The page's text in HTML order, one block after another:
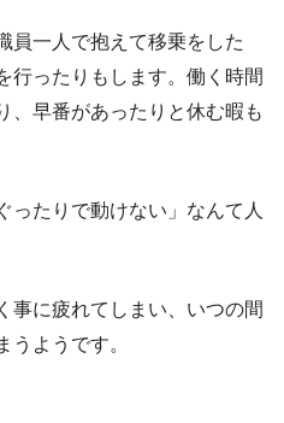
員一人で抱えて移乗をした
行ったりもします。働く時間
、早番があったりと休む暇も
ったりで動けない」なんて人
事に疲れてしまい、いつの間
うようです。